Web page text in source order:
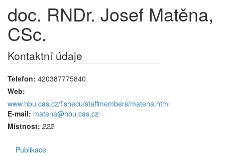
doc. RNDr. Josef Matěna,
CSc.
Kontaktní údaje
Telefon: 420387775840
Web:
www.hbu.cas.cz/fishecu/staffmembers/matena.html
E-mail: matena@hbu.cas.cz
Místnost: 222
Publikace